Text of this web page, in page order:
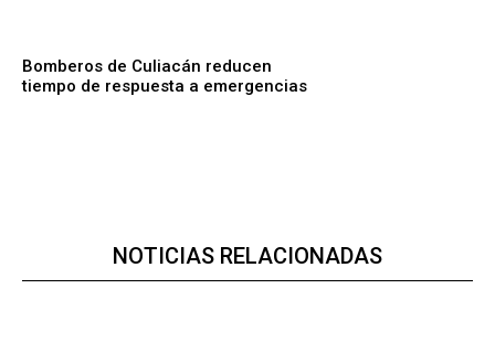
Bomberos de Culiacán reducen
tiempo de respuesta a emergencias
NOTICIAS RELACIONADAS